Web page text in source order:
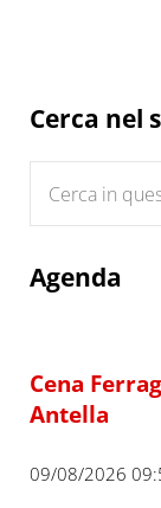
Sidebar
Cerca nel
Agenda
Cena
Antella
09/08/2026